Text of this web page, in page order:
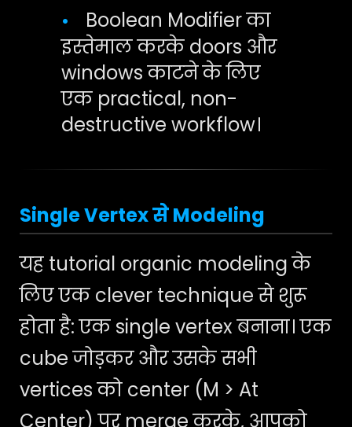
•
Boolean Modifier का
इस्तेमाल करके doors और
windows काटने के लिए
एक practical, non-
destructive workflow।
Single Vertex से Modeling
यह tutorial organic modeling के
लिए एक clever technique से शुरू
होता है: एक single vertex बनाना। एक
cube जोड़कर और उसके सभी
vertices को center (M > At
Center) पर merge करके, आपको